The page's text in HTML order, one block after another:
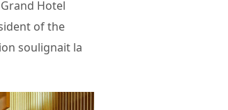
Hotel
of the
soulignait la